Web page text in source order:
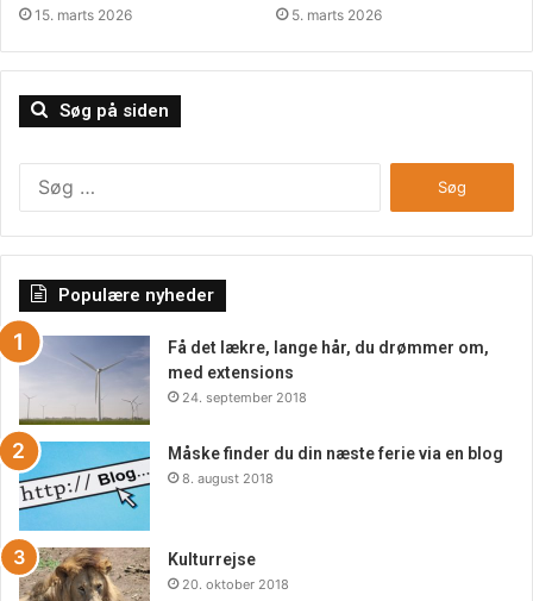
bestiller på denne måde. Så det kunne jo også være
have gang i kødgryderne selv. Hvis man altså ikke er så
meget til det.
15. marts 2026 5. marts 2026
Søg på siden
Populære nyheder
Få det lækre, lange hår, du drømmer om,
med extensions
24. september 2018
Måske finder du din næste ferie via en blog
8. august 2018
Kulturrejse
20. oktober 2018